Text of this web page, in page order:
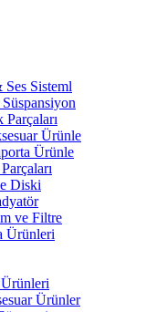
Sisteml
Ürünle
Ürünle
Diski
ve Filtre
Ürünleri
Ürünleri
Ürünler